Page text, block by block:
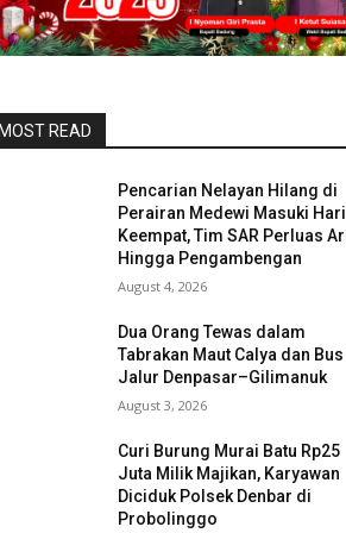
READ
Pencarian Nelayan Hilang di
Perairan Medewi Masuki Hari
Keempat, Tim SAR Perluas
Hingga Pengambengan
August 4, 2026
Dua Orang Tewas dalam
Tabrakan Maut Calya dan
Jalur Denpasar–Gilimanuk
August 3, 2026
Curi Burung Murai Batu Rp25
Juta Milik Majikan, Karyawan
Diciduk Polsek Denbar di
Probolinggo